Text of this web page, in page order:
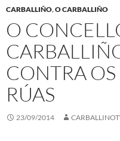
CARBALLIÑO,O CARBALLIÑO
O
CONTRA
RÚAS
23/09/2014